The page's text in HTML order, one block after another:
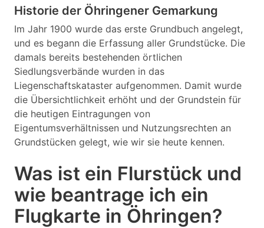
Historie der Öhringener Gemarkung
Im Jahr 1900 wurde das erste Grundbuch angelegt,
und es begann die Erfassung aller Grundstücke. Die
damals bereits bestehenden örtlichen
Siedlungsverbände wurden in das
Liegenschaftskataster aufgenommen. Damit wurde
die Übersichtlichkeit erhöht und der Grundstein für
die heutigen Eintragungen von
Eigentumsverhältnissen und Nutzungsrechten an
Grundstücken gelegt, wie wir sie heute kennen.
Was ist ein Flurstück und
wie beantrage ich ein
Flugkarte in Öhringen?